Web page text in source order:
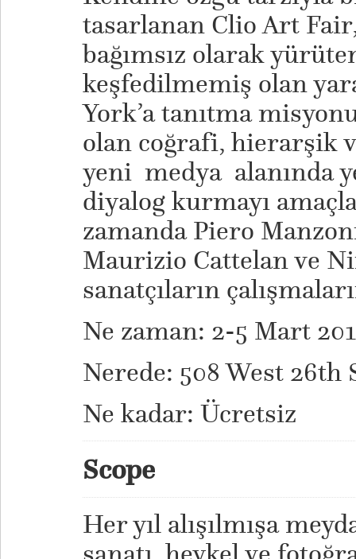
tasarlanan Clio Art
bağımsız olarak
keşfedilmemiş olan
York’a tanıtma
olan coğrafi, hierarşik
yeni medya alanında
diyalog kurmayı
zamanda Piero
Maurizio Cattelan ve
sanatçıların
Ne zaman: 2-5 Mart
Nerede: 508 West 26th
Ne kadar: Ücretsiz
Scope
Her yıl alışılmışa